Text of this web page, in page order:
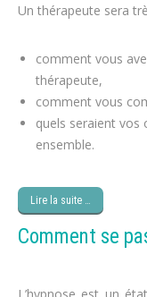
Un thérapeute sera
comment vous
thérapeute,
comment vous
quels seraient vos
ensemble.
Lire la suite …
Comment se
L’hypnose est un